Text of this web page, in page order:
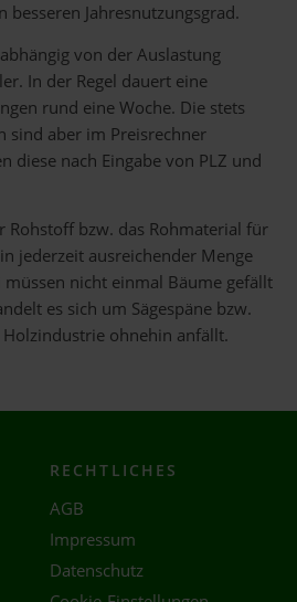
besseren Jahresnutzungsgrad.
von der Auslastung
In der Regel dauert eine
rund eine Woche. Die stets
sind aber im Preisrechner
diese nach Eingabe von PLZ und
Rohstoff bzw. das Rohmaterial für
jederzeit ausreichender Menge
nicht einmal Bäume gefällt
es sich um Sägespäne bzw.
Holzindustrie ohnehin anfällt.
RECHTLICHES
AGB
Impressum
Datenschutz